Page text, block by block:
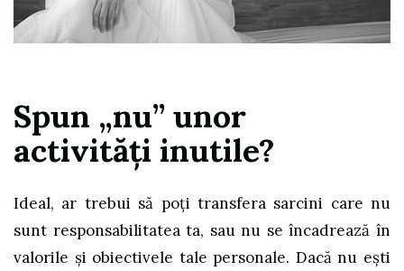
Spun „nu” unor
activităţi inutile?
Ideal, ar trebui să poţi transfera sarcini care nu
sunt responsabilitatea ta, sau nu se încadrează în
valorile și obiectivele tale personale. Dacă nu eşti